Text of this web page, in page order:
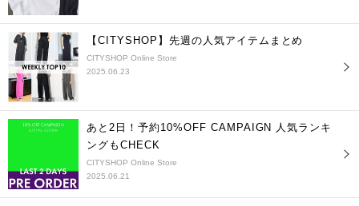
【CITYSHOP】先週の人気アイテムまとめ
CITYSHOP Online Store
2025.06.23
あと2日！予約10%OFF CAMPAIGN 人気ランキ
ングもCHECK
CITYSHOP Online Store
2025.06.21